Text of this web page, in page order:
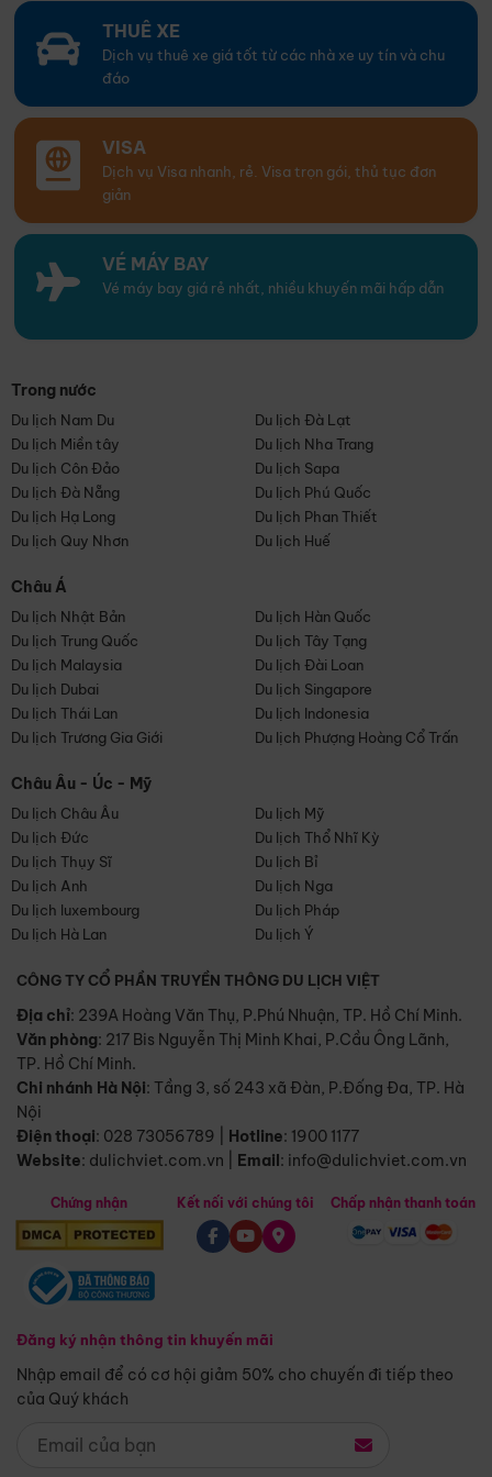
THUÊ XE
Dịch vụ thuê xe giá tốt từ các nhà xe uy tín và chu
đáo
VISA
Dịch vụ Visa nhanh, rẻ. Visa trọn gói, thủ tục đơn
giản
VÉ MÁY BAY
Vé máy bay giá rẻ nhất, nhiều khuyến mãi hấp dẫn
Trong nước
Du lịch Nam Du
Du lịch Đà Lạt
Du lịch Miền tây
Du lịch Nha Trang
Du lịch Côn Đảo
Du lịch Sapa
Du lịch Đà Nẵng
Du lịch Phú Quốc
Du lịch Hạ Long
Du lịch Phan Thiết
Du lịch Quy Nhơn
Du lịch Huế
Châu Á
Du lịch Nhật Bản
Du lịch Hàn Quốc
Du lịch Trung Quốc
Du lịch Tây Tạng
Du lịch Malaysia
Du lịch Đài Loan
Du lịch Dubai
Du lịch Singapore
Du lịch Thái Lan
Du lịch Indonesia
Du lịch Trương Gia Giới
Du lịch Phượng Hoàng Cổ Trấn
Châu Âu - Úc - Mỹ
Du lịch Châu Âu
Du lịch Mỹ
Du lịch Đức
Du lịch Thổ Nhĩ Kỳ
Du lịch Thụy Sĩ
Du lịch Bỉ
Du lịch Anh
Du lịch Nga
Du lịch luxembourg
Du lịch Pháp
Du lịch Hà Lan
Du lịch Ý
CÔNG TY CỔ PHẦN TRUYỀN THÔNG DU LỊCH VIỆT
Địa chỉ: 239A Hoàng Văn Thụ, P.Phú Nhuận, TP. Hồ Chí Minh.
Văn phòng: 217 Bis Nguyễn Thị Minh Khai, P.Cầu Ông Lãnh,
TP. Hồ Chí Minh.
Chi nhánh Hà Nội: Tầng 3, số 243 xã Đàn, P.Đống Đa, TP. Hà
Nội
Điện thoại: 028 73056789 Hotline: 1900 1177
Website: dulichviet.com.vn Email: info@dulichviet.com.vn
Chứng nhận
Đăng ký nhận thông tin khuyến mãi
Nhập email để có cơ hội giảm 50% cho chuyến đi tiếp theo
của Quý khách
Kết nối với chúng tôi Chấp nhận thanh toán